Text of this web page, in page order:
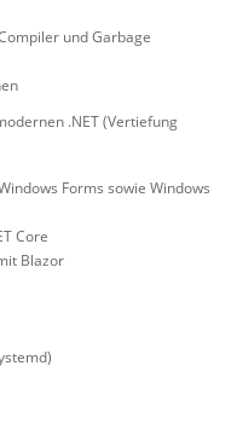
und Garbage
.NET (Vertiefung
Forms sowie Windows
Core
Blazor